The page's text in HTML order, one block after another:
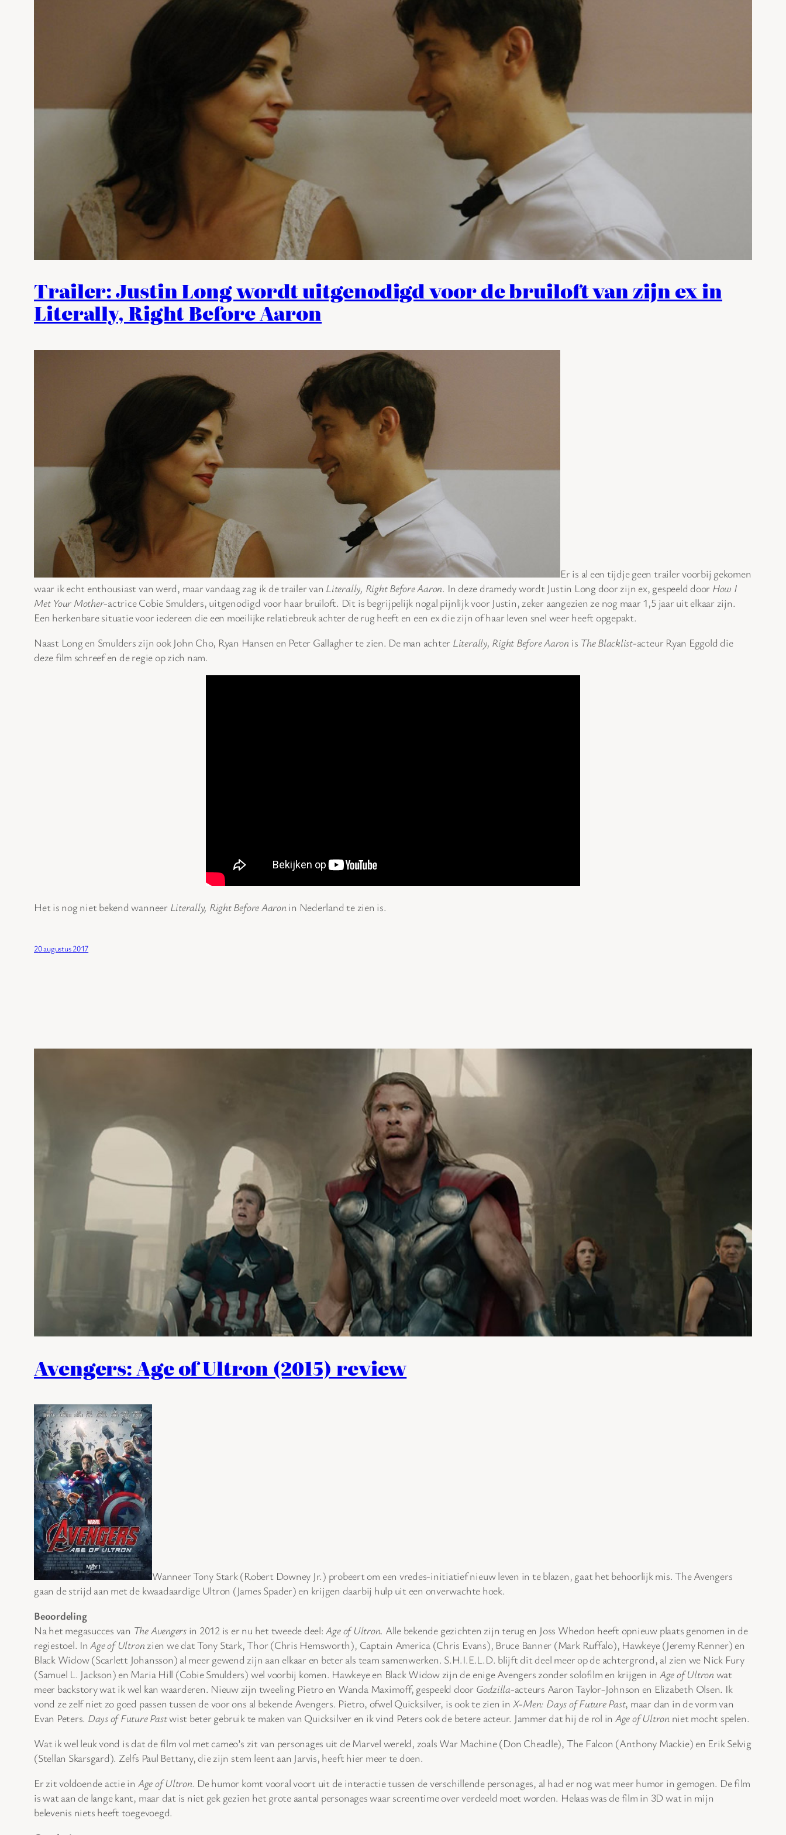
Trailer: Justin Long wordt uitgenodigd voor de bruiloft van zijn ex in
Literally, Right Before Aaron
Er is al een tijdje geen trailer voorbij gekomen
waar ik echt enthousiast van werd, maar vandaag zag ik de trailer van Literally, Right Before Aaron. In deze dramedy wordt Justin Long door zijn ex, gespeeld door How I
Met Your Mother-actrice Cobie Smulders, uitgenodigd voor haar bruiloft. Dit is begrijpelijk nogal pijnlijk voor Justin, zeker aangezien ze nog maar 1,5 jaar uit elkaar zijn.
Een herkenbare situatie voor iedereen die een moeilijke relatiebreuk achter de rug heeft en een ex die zijn of haar leven snel weer heeft opgepakt.
Naast Long en Smulders zijn ook John Cho, Ryan Hansen en Peter Gallagher te zien. De man achter Literally, Right Before Aaron is The Blacklist-acteur Ryan Eggold die
deze film schreef en de regie op zich nam.
Het is nog niet bekend wanneer Literally, Right Before Aaronin Nederland te zien is.
20 augustus 2017
Avengers: Age of Ultron (2015) review
Wanneer Tony Stark (Robert Downey Jr.) probeert om een vredes-initiatief nieuw leven in te blazen, gaat het behoorlijk mis. The Avengers
gaan de strijd aan met de kwaadaardige Ultron (James Spader) en krijgen daarbij hulp uit een onverwachte hoek.
Beoordeling
Na het megasucces van The Avengersin 2012 is er nu het tweede deel:Age of Ultron. Alle bekende gezichten zijn terug en Joss Whedon heeft opnieuw plaats genomen in de
regiestoel. InAge of Ultronzien we dat Tony Stark, Thor (Chris Hemsworth), Captain America (Chris Evans), Bruce Banner (Mark Ruffalo), Hawkeye (Jeremy Renner) en
Black Widow (Scarlett Johansson) al meer gewend zijn aan elkaar en beter als team samenwerken. S.H.I.E.L.D. blijft dit deel meer op de achtergrond, al zien we Nick Fury
(Samuel L. Jackson) en Maria Hill (Cobie Smulders) wel voorbij komen. Hawkeye en Black Widow zijn de enige Avengers zonder solofilm en krijgen in Age of Ultronwat
meer backstory wat ik wel kan waarderen. Nieuw zijn tweeling Pietro en Wanda Maximoff, gespeeld door Godzilla-acteurs Aaron Taylor-Johnson en Elizabeth Olsen. Ik
vond ze zelf niet zo goed passen tussen de voor ons al bekende Avengers. Pietro, ofwel Quicksilver, is ook te zien in X-Men: Days of Future Past, maar dan in de vorm van
Evan Peters. Days of Future Pastwist beter gebruik te maken van Quicksilver en ik vind Peters ook de betere acteur. Jammer dat hij de rol in Age of Ultronniet mocht spelen.
Wat ik wel leuk vond is dat de film vol met cameo’s zit van personages uit de Marvel wereld, zoals War Machine (Don Cheadle), The Falcon (Anthony Mackie) en Erik Selvig
(Stellan Skarsgard). Zelfs Paul Bettany, die zijn stem leent aan Jarvis, heeft hier meer te doen.
Er zit voldoende actie in Age of Ultron. De humor komt vooral voort uit de interactie tussen de verschillende personages, al had er nog wat meer humor in gemogen. De film
is wat aan de lange kant, maar dat is niet gek gezien het grote aantal personages waar screentime over verdeeld moet worden. Helaas was de film in 3D wat in mijn
belevenis niets heeft toegevoegd.